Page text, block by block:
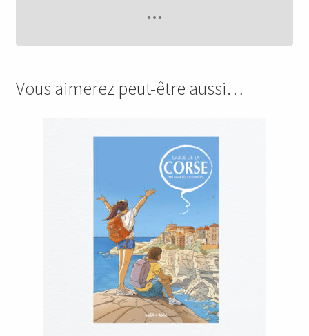
Vous aimerez peut-être aussi…